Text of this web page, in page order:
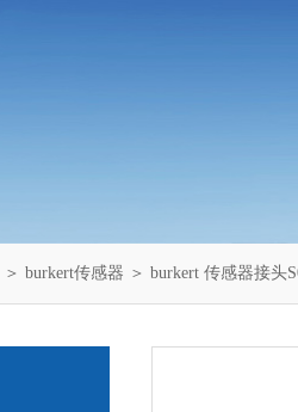
＞ burkert传感器 ＞ burkert 传感器接头